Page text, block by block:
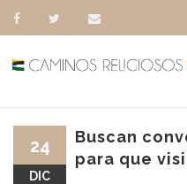
Buscan
para que
24
DIC